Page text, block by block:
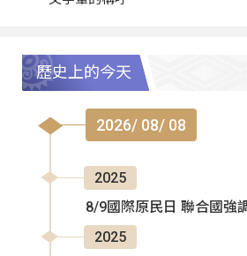
歷史上的今天
2026/ 08/ 08
2025
8/9國際原民日 聯合國強
2025